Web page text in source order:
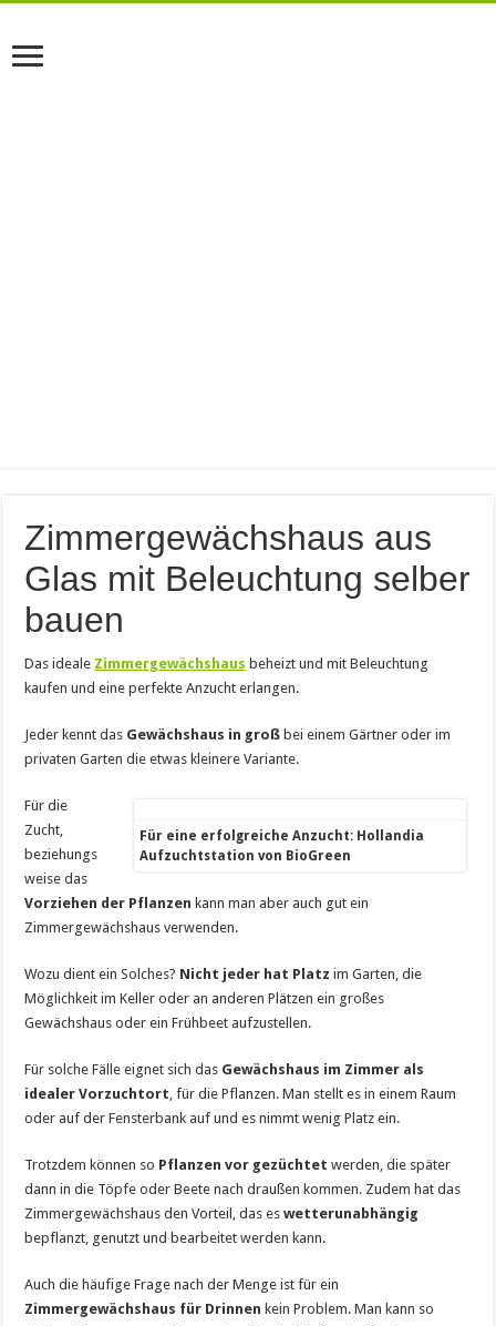
Zimmergewächshaus aus
Glas mit Beleuchtung selber
bauen
Das ideale Zimmergewächshaus beheizt und mit Beleuchtung
kaufen und eine perfekte Anzucht erlangen.
Jeder kennt das Gewächshaus in groß bei einem Gärtner oder im
privaten Garten die etwas kleinere Variante.
Für eine erfolgreiche Anzucht: Hollandia
Aufzuchtstation von BioGreen
Für die
Zucht,
beziehungs
weise das
Vorziehen der Pflanzen kann man aber auch gut ein
Zimmergewächshaus verwenden.
Wozu dient ein Solches? Nicht jeder hat Platz im Garten, die
Möglichkeit im Keller oder an anderen Plätzen ein großes
Gewächshaus oder ein Frühbeet aufzustellen.
Für solche Fälle eignet sich das Gewächshaus im Zimmer als
idealer Vorzuchtort , für die Pflanzen. Man stellt es in einem Raum
oder auf der Fensterbank auf und es nimmt wenig Platz ein.
Trotzdem können so Pflanzen vor gezüchtet werden, die später
dann in die Töpfe oder Beete nach draußen kommen. Zudem hat das
Zimmergewächshaus den Vorteil, das eswetterunabhängig
bepflanzt, genutzt und bearbeitet werden kann.
Auch die häufige Frage nach der Menge ist für ein
Zimmergewächshaus für Drinnen kein Problem. Man kann so